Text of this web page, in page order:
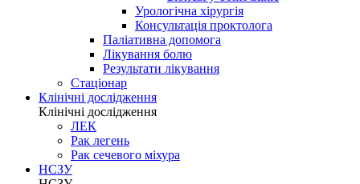
Урологічна хірургія
Консультація проктолога
Паліативна допомога
Лікування болю
Результати лікування
Стаціонар
Клінічні дослідження
Клінічні дослідження
ЛЕК
Рак легень
Рак сечевого міхура
НСЗУ